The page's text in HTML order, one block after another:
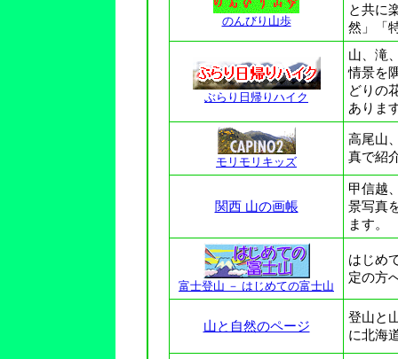
のんびり山歩
と共に
然」「
ぶらり日帰りハイク
山、滝
情景を
どりの
ありま
モリモリキッズ
高尾山
真で紹
関西 山の画帳
甲信越
景写真
ます。
富士登山 － はじめての富士山
はじめ
定の方
山と自然のページ
登山と
に北海